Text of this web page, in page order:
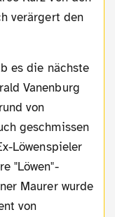
verärgert den
Vanenburg
von
geschmissen
Löwenspieler
"Löwen"-
Maurer wurde
von